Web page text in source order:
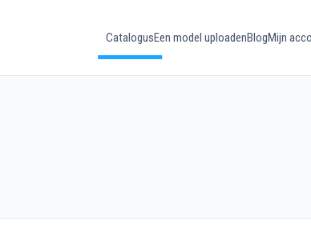
CatalogusEen model uploadenBlogMijn